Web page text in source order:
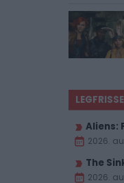
Aliens:
2026.
The
2026.